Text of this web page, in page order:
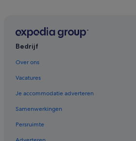
Budget in Madrid
Huisdiervriendelijke in Madrid
Duurzame in Madrid
Spa in Madrid
Hotels met casino in Madrid
Bedrijf
Over ons
Vacatures
Je accommodatie adverteren
Samenwerkingen
Persruimte